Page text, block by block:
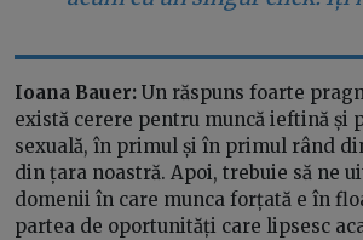
Ioana Bauer: Un răspuns foarte
există cerere pentru muncă ieftină și
sexuală, în primul și în primul rând
din țara noastră. Apoi, trebuie să ne
domenii în care munca forțată e în
partea de oportunități care lipsesc